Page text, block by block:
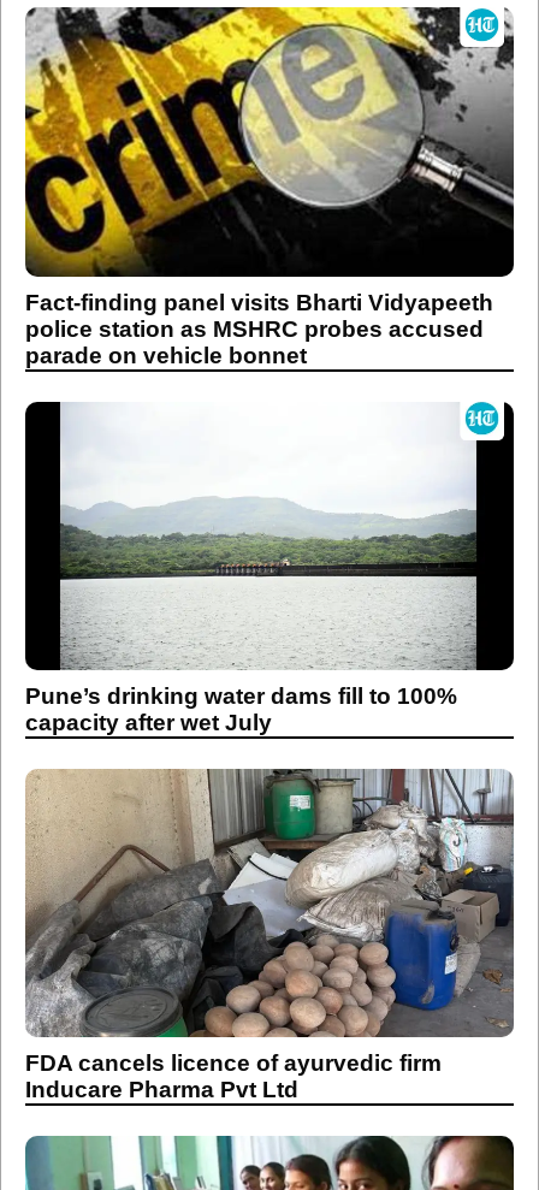
Fact-finding panel visits Bharti Vidyapeeth
police station as MSHRC probes accused
parade on vehicle bonnet
Pune’s drinking water dams fill to 100%
capacity after wet July
FDA cancels licence of ayurvedic firm
Inducare Pharma Pvt Ltd